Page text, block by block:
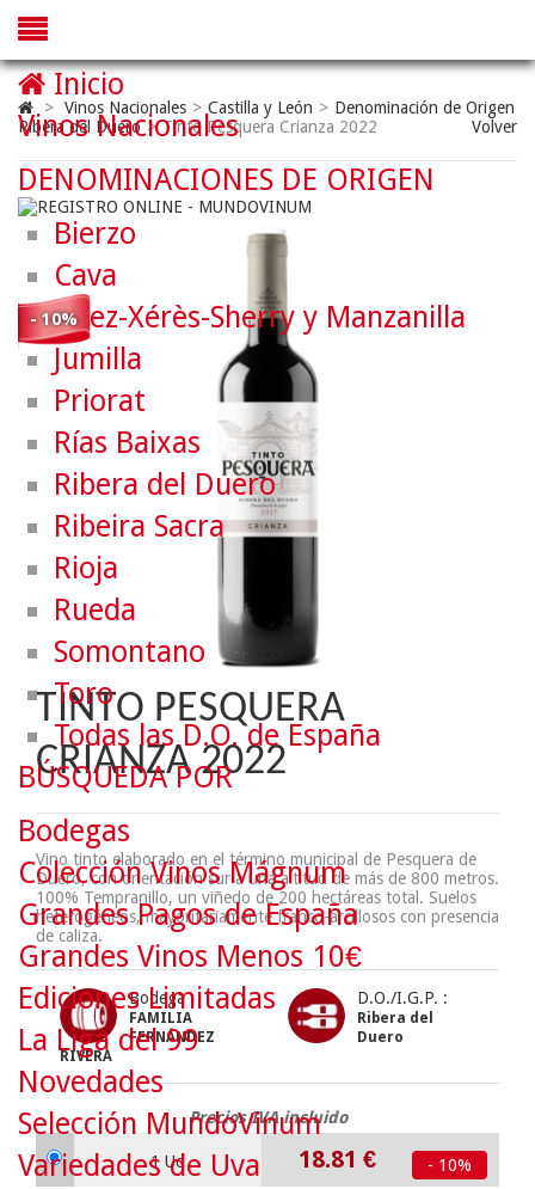
> Vinos Nacionales > Castilla y León > Denominación de Origen
Ribera del Duero > Tinto Pesquera Crianza 2022 Volver
- 10%
TINTO PESQUERA
CRIANZA 2022
Vino tinto elaborado en el término municipal de Pesquera de
Duero, con orientación sur a una altitud de más de 800 metros.
100% Tempranillo, un viñedo de 200 hectáreas total. Suelos
heterogéneos, mayoritariamente franco-arcillosos con presencia
de caliza.
Bodega :
FAMILIA
FERNÁNDEZ
RIVERA
D.O./I.G.P. :
Ribera del
Duero
Precios IVA incluido
1 Ud 18.81 € - 10%
Inicio
Vinos Nacionales
DENOMINACIONES DE ORIGEN
Bierzo
Cava
Jerez-Xérès-Sherry y Manzanilla
Jumilla
Priorat
Rías Baixas
Ribera del Duero
Ribeira Sacra
Rioja
Rueda
Somontano
Toro
Todas las D.O. de España
BÚSQUEDA POR
Bodegas
Colección Vinos Mágnum
Grandes Pagos de España
Grandes Vinos Menos 10€
Ediciones Limitadas
La Liga del 99
Novedades
Selección MundoVinum
Variedades de Uva